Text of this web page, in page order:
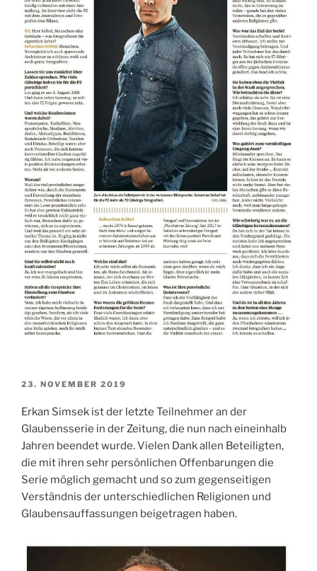
VERÖFFENTLICHT
23. NOVEMBER 2019
Erkan Simsek ist der letzte Teilnehmer an der
Glaubensserie in der Zeitung, die nun nach eineinhalb
Jahren beendet wurde. Vielen Dank allen Beteiligten,
die mit ihren sehr persönlichen Offenbarungen die
Serie möglich gemacht und so zum gegenseitigen
Verständnis der unterschiedlichen Religionen und
Glaubensauffassungen beigetragen haben.